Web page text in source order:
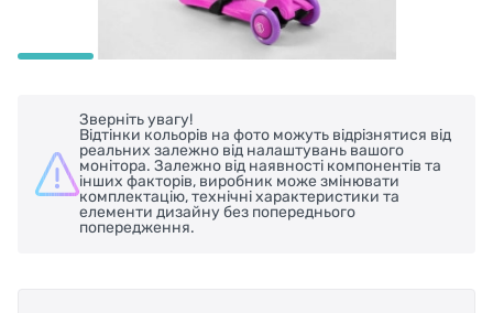
Зверніть увагу!
Відтінки кольорів на фото можуть відрізнятися від
реальних залежно від налаштувань вашого
монітора. Залежно від наявності компонентів та
інших факторів, виробник може змінювати
комплектацію, технічні характеристики та
елементи дизайну без попереднього
попередження.